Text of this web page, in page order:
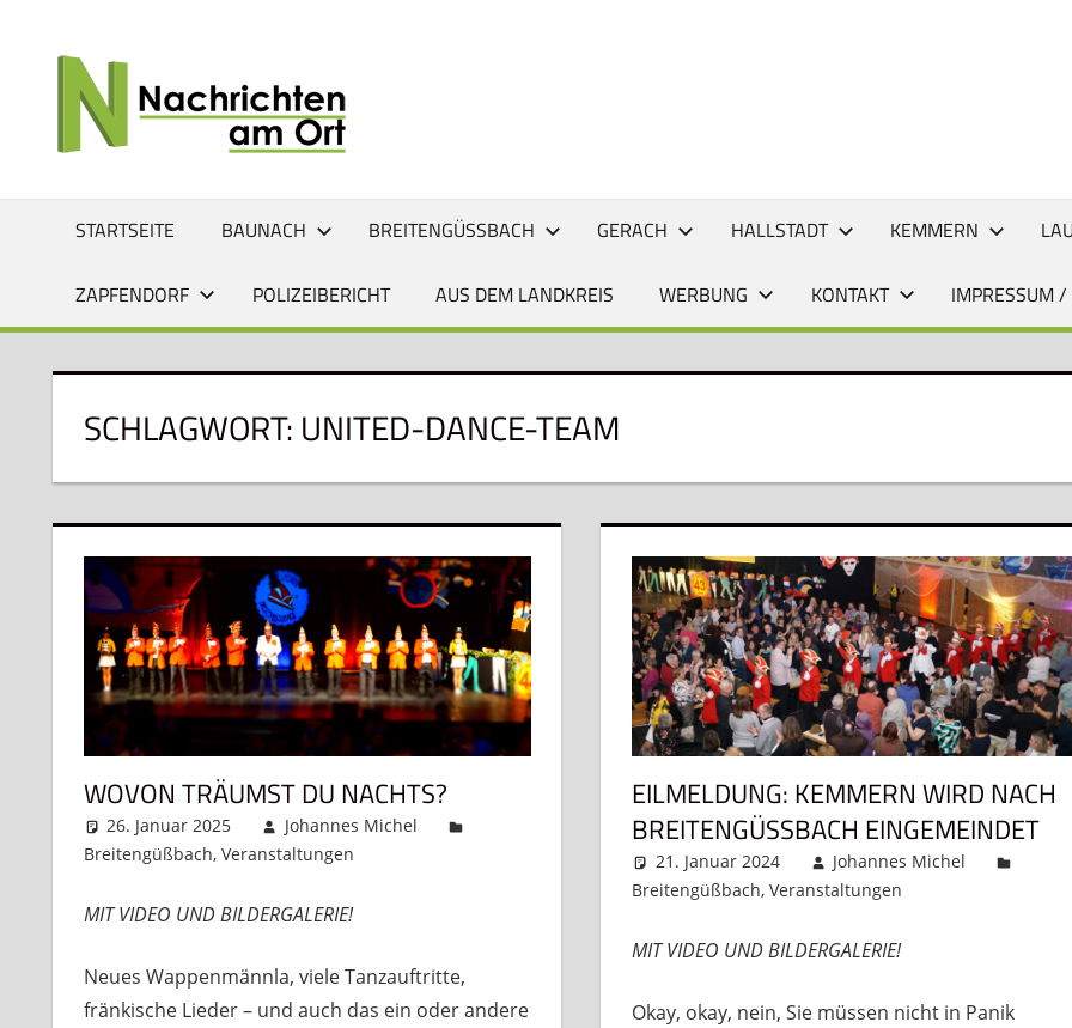
ORT
Lokale
News
Baunach,
Hallstadt,
Lauter,
Rattelsdorf,
Reckendorf
Zapfendorf
STARTSEITE BAUNACH BREITENGÜSSBACH GERACH HALLSTADT KEMMERN
ZAPFENDORF POLIZEIBERICHT AUS DEM LANDKREIS WERBUNG KONTAKT IMPRESSUM /
SCHLAGWORT: UNITED-DANCE-TEAM
WOVON TRÄUMST DU NACHTS?
26. Januar 2025
Johannes Michel
Breitengüßbach, Veranstaltungen
MIT VIDEO UND BILDERGALERIE!
Neues Wappenmännla, viele Tanzauftritte,
fränkische Lieder – und auch das ein oder andere
EILMELDUNG: KEMMERN WIRD NACH
BREITENGÜSSBACH EINGEMEINDET
21. Januar 2024
Johannes Michel
Breitengüßbach, Veranstaltungen
MIT VIDEO UND BILDERGALERIE!
Okay, okay, nein, Sie müssen nicht in Panik